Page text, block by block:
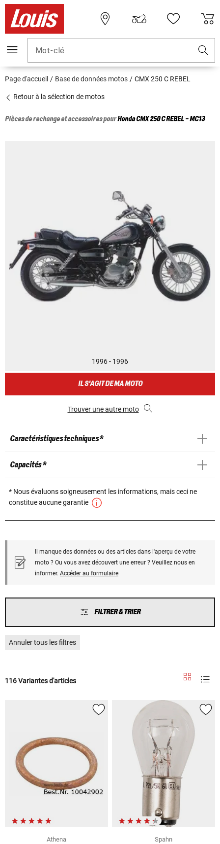
Mot-clé
Page d'accueil Base de données motos CMX 250 C REBEL
Retour à la sélection de motos
Pièces de rechange et accessoires pourHondaCMX 250 C REBEL - MC13
1996 - 1996
IL S'AGIT DE MA MOTO
Trouver une autre moto
Caractéristiques techniques *
Capacités *
* Nous évaluons soigneusement les informations, mais ceci ne
constitue aucune garantie
Il manque des données ou des articles dans l'aperçu de votre
moto ? Ou vous avez découvert une erreur ? Veuillez nous en
informer. Accéder au formulaire
FILTRER & TRIER
Annuler tous les filtres
116 Variantes d'articles
Athena
Spahn